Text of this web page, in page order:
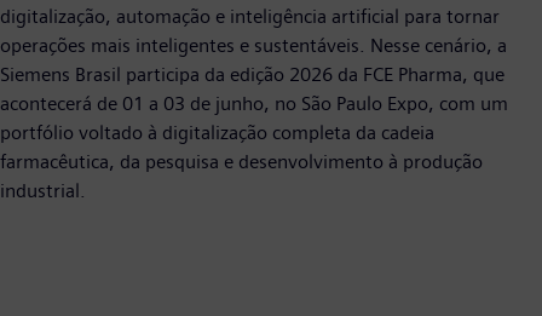
digitalização, automação e inteligência artificial para tornar
operações mais inteligentes e sustentáveis. Nesse cenário, a
Siemens Brasil participa da edição 2026 da FCE Pharma, que
acontecerá de 01 a 03 de junho, no São Paulo Expo, com um
portfólio voltado à digitalização completa da cadeia
farmacêutica, da pesquisa e desenvolvimento à produção
industrial.